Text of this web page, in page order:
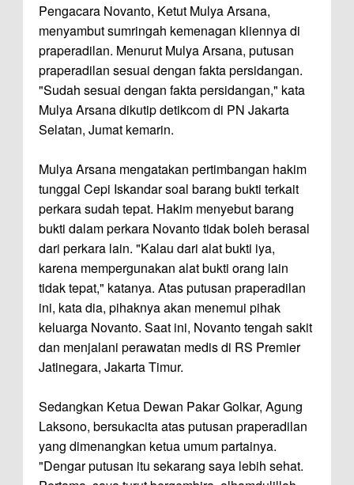
Pengacara Novanto, Ketut Mulya Arsana,
menyambut sumringah kemenagan kliennya di
praperadilan. Menurut Mulya Arsana, putusan
praperadilan sesuai dengan fakta persidangan.
"Sudah sesuai dengan fakta persidangan," kata
Mulya Arsana dikutip detikcom di PN Jakarta
Selatan, Jumat kemarin.
Mulya Arsana mengatakan pertimbangan hakim
tunggal Cepi Iskandar soal barang bukti terkait
perkara sudah tepat. Hakim menyebut barang
bukti dalam perkara Novanto tidak boleh berasal
dari perkara lain. "Kalau dari alat bukti iya,
karena mempergunakan alat bukti orang lain
tidak tepat," katanya. Atas putusan praperadilan
ini, kata dia, pihaknya akan menemui pihak
keluarga Novanto. Saat ini, Novanto tengah sakit
dan menjalani perawatan medis di RS Premier
Jatinegara, Jakarta Timur.
Sedangkan Ketua Dewan Pakar Golkar, Agung
Laksono, bersukacita atas putusan praperadilan
yang dimenangkan ketua umum partainya.
"Dengar putusan itu sekarang saya lebih sehat.